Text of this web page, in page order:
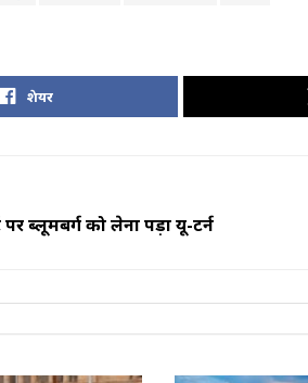
शेयर
पर ब्लूमबर्ग को लेना पड़ा यू-टर्न